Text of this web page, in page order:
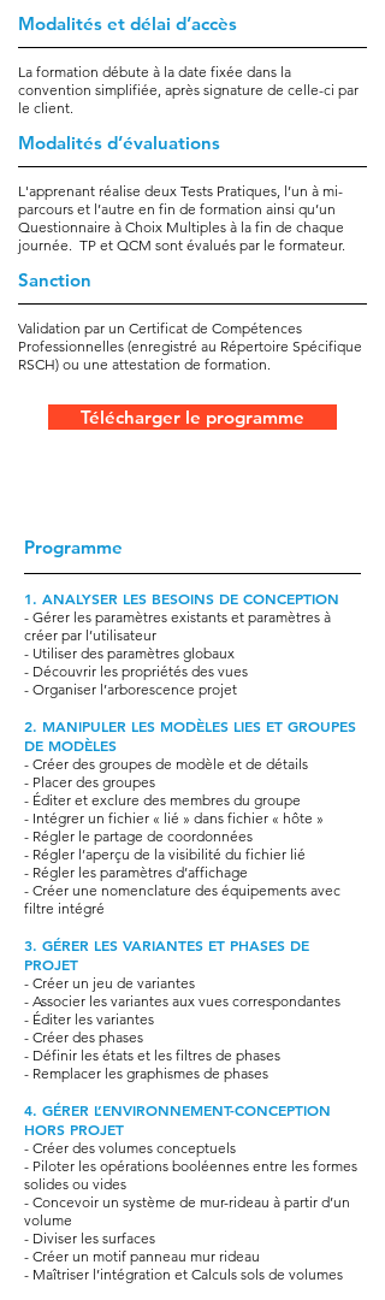
Modalités et délai d’accès
La formation débute à la date fixée dans la
convention simplifiée, après signature de celle-ci par
le client.
Modalités d’évaluations
L'apprenant réalise deux Tests Pratiques, l’un à mi-
parcours et l’autre en fin de formation ainsi qu’un
Questionnaire à Choix Multiples à la fin de chaque
journée. TP et QCM sont évalués par le formateur.
Sanction
Validation par un Certificat de Compétences
Professionnelles (enregistré au Répertoire Spécifique
RSCH) ou une attestation de formation.
Télécharger le programme
Programme
1. ANALYSER LES BESOINS DE CONCEPTION
- Gérer les paramètres existants et paramètres à
créer par l’utilisateur
- Utiliser des paramètres globaux
- Découvrir les propriétés des vues
- Organiser l’arborescence projet
2. MANIPULER LES MODÈLES LIES ET GROUPES
DE MODÈLES
- Créer des groupes de modèle et de détails
- Placer des groupes
- Éditer et exclure des membres du groupe
- Intégrer un fichier « lié » dans fichier « hôte »
- Régler le partage de coordonnées
- Régler l’aperçu de la visibilité du fichier lié
- Régler les paramètres d’affichage
- Créer une nomenclature des équipements avec
filtre intégré
3. GÉRER LES VARIANTES ET PHASES DE
PROJET
- Créer un jeu de variantes
- Associer les variantes aux vues correspondantes
- Éditer les variantes
- Créer des phases
- Définir les états et les filtres de phases
- Remplacer les graphismes de phases
4. GÉRER L’ENVIRONNEMENT-CONCEPTION
HORS PROJET
- Créer des volumes conceptuels
- Piloter les opérations booléennes entre les formes
solides ou vides
- Concevoir un système de mur-rideau à partir d’un
volume
- Diviser les surfaces
- Créer un motif panneau mur rideau
- Maîtriser l’intégration et Calculs sols de volumes